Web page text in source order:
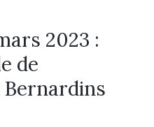
2023 :
de